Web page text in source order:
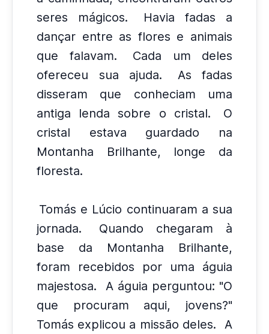
seres mágicos.
Havia fadas a
dançar entre as flores e animais
que falavam.
Cada um deles
ofereceu sua ajuda.
As fadas
disseram que conheciam uma
antiga lenda sobre o cristal.
O
cristal estava guardado na
Montanha Brilhante, longe da
floresta.
Tomás e Lúcio continuaram a sua
jornada.
Quando chegaram à
base da Montanha Brilhante,
foram recebidos por uma águia
majestosa.
A águia perguntou: "O
que procuram aqui, jovens?"
Tomás explicou a missão deles.
A